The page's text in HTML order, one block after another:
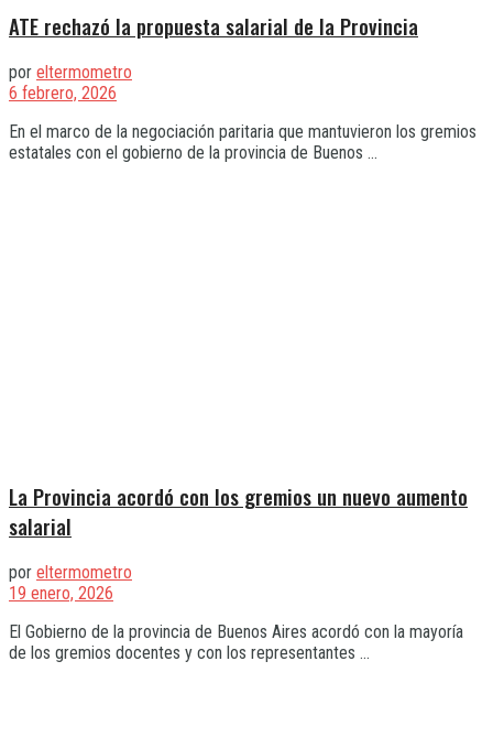
ATE rechazó la propuesta salarial de la Provincia
por eltermometro
6 febrero, 2026
En el marco de la negociación paritaria que mantuvieron los gremios
estatales con el gobierno de la provincia de Buenos ...
La Provincia acordó con los gremios un nuevo aumento
salarial
por eltermometro
19 enero, 2026
El Gobierno de la provincia de Buenos Aires acordó con la mayoría
de los gremios docentes y con los representantes ...